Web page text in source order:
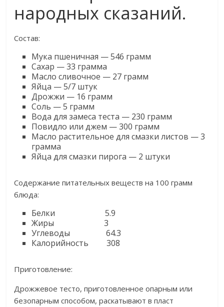
народных сказаний.
Состав:
Мука пшеничная — 546 грамм
Сахар — 33 грамма
Масло сливочное — 27 грамм
Яйца — 5/7 штук
Дрожжи — 16 грамм
Соль — 5 грамм
Вода для замеса теста — 230 грамм
Повидло или джем — 300 грамм
Масло растительное для смазки листов — 3
грамма
Яйца для смазки пирога — 2 штуки
Содержание питательных веществ на 100 грамм
блюда:
Белки 5.9
Жиры 3
Углеводы 64.3
Калорийность 308
Приготовление:
Дрожжевое тесто, приготовленное опарным или
безопарным способом, раскатывают в пласт